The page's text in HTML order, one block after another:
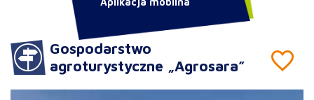
Gospodarstwo
agroturystyczne „Agrosara”